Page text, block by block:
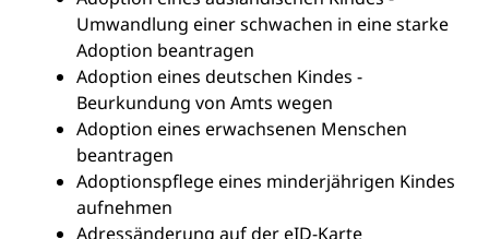
Umwandlung einer schwachen in eine starke
Adoption beantragen
Adoption eines deutschen Kindes -
Beurkundung von Amts wegen
Adoption eines erwachsenen Menschen
beantragen
Adoptionspflege eines minderjährigen Kindes
aufnehmen
Adressänderung auf der eID-Karte